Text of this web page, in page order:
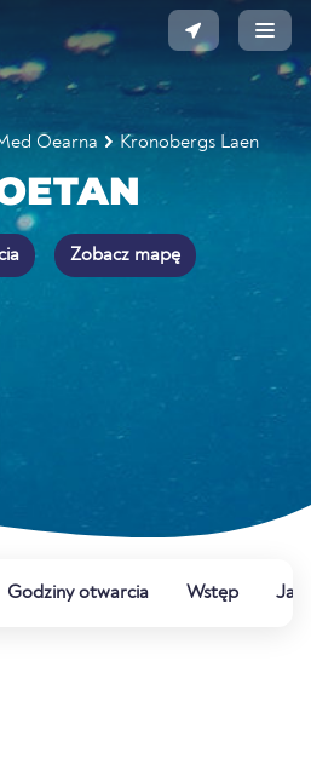
Oearna Kronobergs Laen
Zobacz mapę
Godziny otwarcia Wstęp